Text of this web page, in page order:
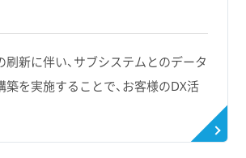
刷新に伴い、サブシステムとのデータ
築を実施することで、お客様のDX活